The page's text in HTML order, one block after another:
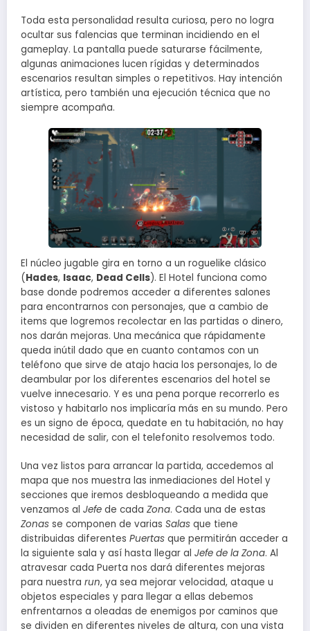
Toda esta personalidad resulta curiosa, pero no logra
ocultar sus falencias que terminan incidiendo en el
gameplay. La pantalla puede saturarse fácilmente,
algunas animaciones lucen rígidas y determinados
escenarios resultan simples o repetitivos. Hay intención
artística, pero también una ejecución técnica que no
siempre acompaña.
El núcleo jugable gira en torno a un roguelike clásico
(Hades, Isaac, Dead Cells). El Hotel funciona como
base donde podremos acceder a diferentes salones
para encontrarnos con personajes, que a cambio de
items que logremos recolectar en las partidas o dinero,
nos darán mejoras. Una mecánica que rápidamente
queda inútil dado que en cuanto contamos con un
teléfono que sirve de atajo hacia los personajes, lo de
deambular por los diferentes escenarios del hotel se
vuelve innecesario. Y es una pena porque recorrerlo es
vistoso y habitarlo nos implicaría más en su mundo. Pero
es un signo de época, quedate en tu habitación, no hay
necesidad de salir, con el telefonito resolvemos todo.
Una vez listos para arrancar la partida, accedemos al
mapa que nos muestra las inmediaciones del Hotel y
secciones que iremos desbloqueando a medida que
venzamos al Jefe de cada Zona. Cada una de estas
Zonas se componen de varias Salas que tiene
distribuidas diferentes Puertas que permitirán acceder a
la siguiente sala y así hasta llegar al Jefe de la Zona. Al
atravesar cada Puerta nos dará diferentes mejoras
para nuestra run, ya sea mejorar velocidad, ataque u
objetos especiales y para llegar a ellas debemos
enfrentarnos a oleadas de enemigos por caminos que
se dividen en diferentes niveles de altura, con una vista